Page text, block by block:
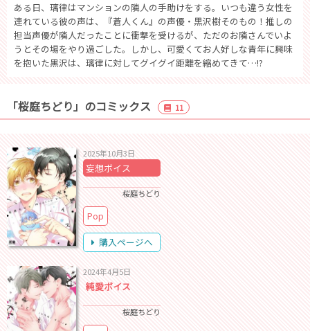
ある日、璃律はマンションの隣人の手助けをする。いつも違う女性を
連れている彼の声は、『蒼人くん』の声優・黒沢樹そのもの！推しの
担当声優が隣人だったことに衝撃を受けるが、ただのお隣さんでいよ
うとその場をやり過ごした。しかし、可愛くてお人好しな青年に興味
を抱いた黒沢は、璃律に対してグイグイ距離を縮めてきて…!?
「桜庭ちどり」のコミックス 11
2025年10月3日
妄想ボイス
桜庭ちどり
Pop
購入ページへ
2024年4月5日
純愛ボイス
桜庭ちどり